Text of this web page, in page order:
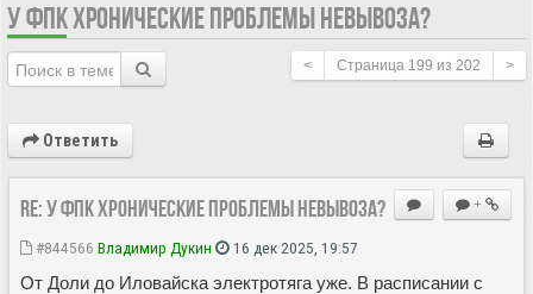
У ФПК ХРОНИЧЕСКИЕ ПРОБЛЕМЫ НЕВЫВОЗА?
< Страница 199 из 202 >
Ответить
+
Re: У ФПК хронические проблемы невывоза?
#844566 Владимир Дукин 16 дек 2025, 19:57
От Доли до Иловайска электротяга уже. В расписании с